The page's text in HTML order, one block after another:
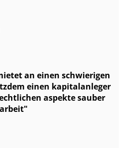
an einen schwierigen
einen kapitalanleger
aspekte sauber